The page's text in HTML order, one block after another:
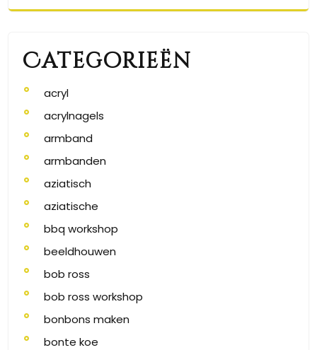
Categorieën
acryl
acrylnagels
armband
armbanden
aziatisch
aziatische
bbq workshop
beeldhouwen
bob ross
bob ross workshop
bonbons maken
bonte koe